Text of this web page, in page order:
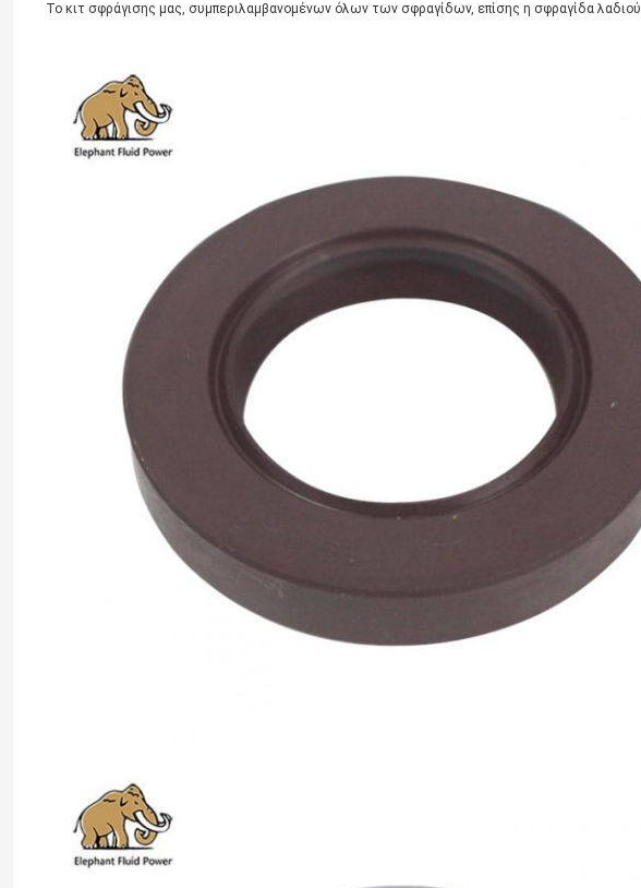
Το κιτ σφράγισης μας, συμπεριλαμβανομένων όλων των σφραγίδων, επίσης η σφραγίδα λαδιού.